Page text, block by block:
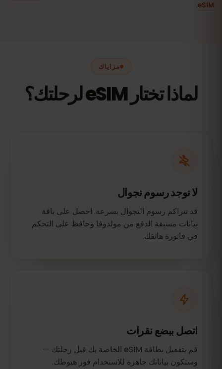
eSIM
.
مزاياك
لماذا تختار eSIM لرحلتك؟
لا توجد رسوم تجوال
قد تتراكم رسوم التجوال بسرعة. احصل على باقة
بيانات مسبقة الدفع من مولدوفا وحافظ على التحكم
في فاتورة هاتفك.
اتصل ببضع نقرات
قم بتفعيل بطاقة eSIM الخاصة بك قبل رحلتك —
وستكون بياناتك جاهزة للاستخدام فور هبوطك.